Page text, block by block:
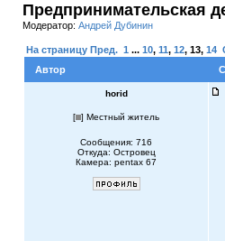
Предпринимательская
Модератор: Андрей Дубинин
На страницу Пред. 1 ... 10, 11, 12, 13, 14
Автор
horid
[ ] Местный житель
Сообщения: 716
Откуда: Островец
Камера: pentax 67